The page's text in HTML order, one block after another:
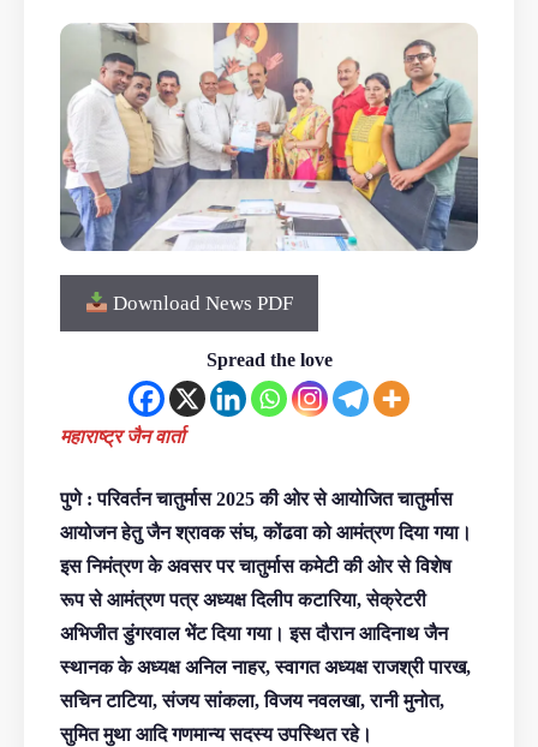
Download News PDF
Spread the love
महाराष्ट्र जैन वार्ता
पुणे : परिवर्तन चातुर्मास 2025 की ओर से आयोजित चातुर्मास
आयोजन हेतु जैन श्रावक संघ, कोंढवा को आमंत्रण दिया गया।
इस निमंत्रण के अवसर पर चातुर्मास कमेटी की ओर से विशेष
रूप से आमंत्रण पत्र अध्यक्ष दिलीप कटारिया, सेक्रेटरी
अभिजीत डुंगरवाल भेंट दिया गया। इस दौरान आदिनाथ जैन
स्थानक के अध्यक्ष अनिल नाहर, स्वागत अध्यक्ष राजश्री पारख,
सचिन टाटिया, संजय सांकला, विजय नवलखा, रानी मुनोत,
सुमित मुथा आदि गणमान्य सदस्य उपस्थित रहे।